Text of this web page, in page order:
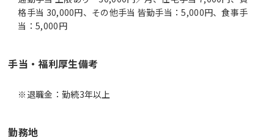
格手当 30,000円、その他手当 皆勤手当：5,000円、食事手
当：5,000円
手当・福利厚生備考
※退職金：勤続3年以上
勤務地